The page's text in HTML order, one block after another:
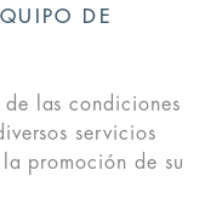
DE
las condiciones
servicios
promoción de su